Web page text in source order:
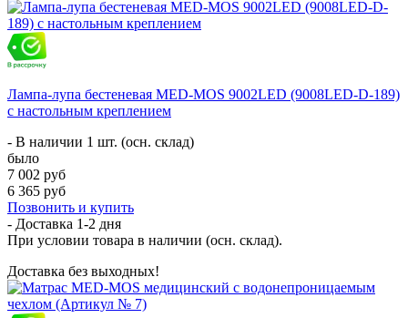
Лампа-лупа бестеневая MED-MOS 9002LED (9008LED-D-189)
с настольным креплением
- В наличии 1 шт. (осн. склад)
было
7 002 руб
6 365 руб
Позвонить и купить
- Доставка 1-2 дня
При условии товара в наличии (осн. склад).
Доставка без выходных!